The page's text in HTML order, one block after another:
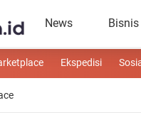
News Bisnis
Ekspedisi